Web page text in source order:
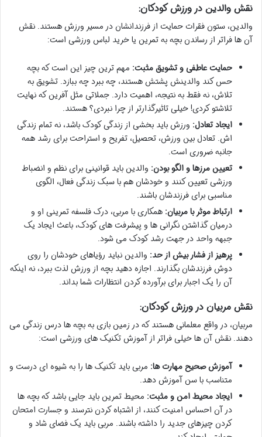
نقش والدین در ورزش کودکان:
والدین، ستون فقرات حمایت از فرزندانشان در مسیر ورزش هستند. نقش
آن ها فراتر از رساندن بچه به تمرین یا خرید لباس ورزشی است:
حمایت عاطفی و تشویق مثبت: مهم ترین چیز این است که بچه
حس کند والدینش پشتش هستند، چه ببرد چه ببازد. تشویق به
تلاش، نه فقط به نتیجه، اهمیت دارد. جملاتی مثل آفرین که نهایت
تلاشتو کردی! خیلی تاثیرگذارتر از چرا نبردی؟ هستند.
ایجاد تعادل: ورزش باید بخشی از زندگی کودک باشد، نه تمام زندگی
اش. تعادل بین ورزش، تحصیل، تفریح و استراحت برای رشد همه
جانبه ضروری است.
تعیین مرزها و الگو بودن: والدین باید قوانینی برای نظم و انضباط
ورزشی تعیین کنند و خودشان هم با سبک زندگی فعال، الگوی
مناسبی برای فرزندشان باشند.
ارتباط موثر با مربیان: همکاری با مربی، درک فلسفه تمرینی او و
درمیان گذاشتن نگرانی ها و پیشرفت های کودک، باعث ایجاد یک
جبهه واحد در جهت رشد کودک می شود.
پرهیز از فشار بیش از حد: والدین نباید رؤیاهای خودشان را روی
دوش فرزندشان بگذارند. اجازه دهید بچه از ورزش لذت ببرد، نه اینکه
آن را یک اجبار برای برآورده کردن انتظارات شما بداند.
نقش مربیان در ورزش کودکان:
مربیان، در واقع معلمانی هستند که در زمین بازی به بچه ها درس زندگی می
دهند. نقش آن ها خیلی فراتر از آموزش تکنیک های ورزشی است:
آموزش صحیح مهارت ها: مربی باید تکنیک ها را به شیوه ای درست و
متناسب با سن آموزش دهد.
ایجاد محیط امن و مثبت: محیط تمرین باید جایی باشد که بچه ها
در آن احساس امنیت کنند، از اشتباه کردن نترسند و جسارت امتحان
کردن چیزهای جدید را داشته باشند. مربی باید یک فضای شاد و